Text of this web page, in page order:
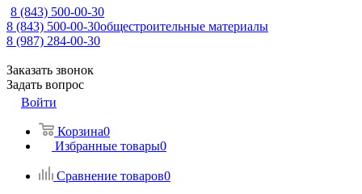
8 (843) 500-00-30
8 (843) 500-00-30общестроительные материалы
8 (987) 284-00-30
Заказать звонок
Задать вопрос
Войти
Корзина0
Избранные товары0
Сравнение товаров0